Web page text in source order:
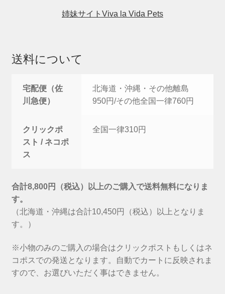
姉妹サイトViva la Vida Pets
送料について
宅配便（佐
川急便）
北海道・沖縄・その他離島
950円/その他全国一律760円
クリックポ
スト / ネコポ
ス
全国一律310円
合計8,800円（税込）以上のご購入で送料無料になりま
す。
（北海道・沖縄は合計10,450円（税込）以上となりま
す。）
※小物のみのご購入の場合はクリックポストもしくはネ
コポスでの発送となります。自動でカートに反映されま
すので、お選びいただく事はできません。